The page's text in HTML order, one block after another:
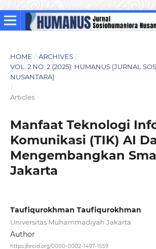
HOME / ARCHIVES /
VOL. 2 NO. 2 (2025): HUMANUS (JURNAL
NUSANTARA)
/
Articles
Manfaat Teknologi
Komunikasi (TIK) AI
Mengembangkan
Jakarta
Taufiqurokhman Taufiqurokhman
Universitas Muhammadiyah Jakarta
Author
https://orcid.org/0000-0002-1497-1559